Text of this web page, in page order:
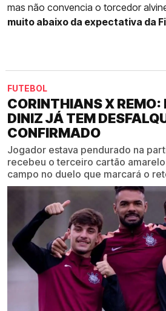
mas não convencia o torcedor
muito abaixo da expectativa da
FUTEBOL
CORINTHIANS X REMO:
DINIZ JÁ TEM
CONFIRMADO
Jogador estava pendurado na
recebeu o terceiro cartão
campo no duelo que marcará o